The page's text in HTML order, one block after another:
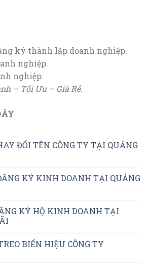
ký thành lập doanh nghiệp.
nghiệp.
nghiệp.
– Tối Ưu – Giá Rẻ.
ĐỔI TÊN CÔNG TY TẠI QUẢNG
KÝ KINH DOANH TẠI QUẢNG
KÝ HỘ KINH DOANH TẠI
BIỂN HIỆU CÔNG TY